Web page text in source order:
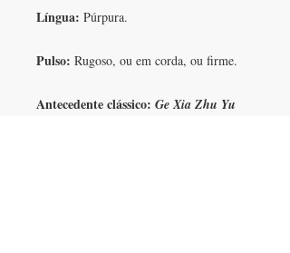
Língua: Púrpura.
Pulso: Rugoso, ou em corda, ou firme.
Antecedente clássico: Ge Xia Zhu Yu